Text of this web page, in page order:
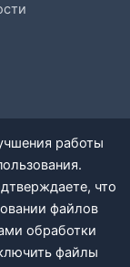
работы
что
файлов
обработки
файлы